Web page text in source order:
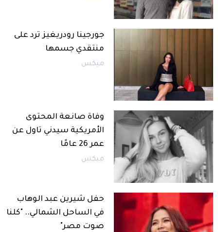
جورجينا رودريغيز ترد على
منتقدي جسمها
ميكس
وفاة صانعة المحتوى
الأمريكية سيدني تاول عن
عمر 26 عامًا
ميكس
حفل شيرين عبد الوهاب
في الساحل الشمالي.. "كلنا
صوت مصر"